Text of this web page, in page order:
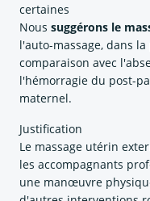
certaines
Nous suggérons le
l'auto-massage, dans
comparaison avec
l'hémorragie du post-
maternel.
Justification
Le massage utérin
les accompagnants
une manœuvre